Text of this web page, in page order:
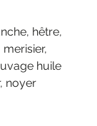
hêtre,
huile
noyer